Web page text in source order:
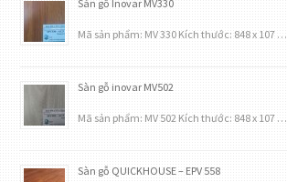
Sàn gỗ Inovar MV330
Mã sản phẩm: MV 330 Kích thước: 848 x 107 …
Sàn gỗ inovar MV502
Mã sản phẩm: MV 502 Kích thước: 848 x 107 …
Sàn gỗ QUICKHOUSE – EPV 558